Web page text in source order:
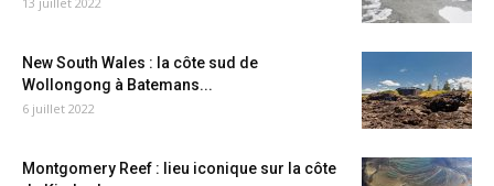
New South Wales : la côte sud de
Wollongong à Batemans...
6 juillet 2022
Montgomery Reef : lieu iconique sur la côte